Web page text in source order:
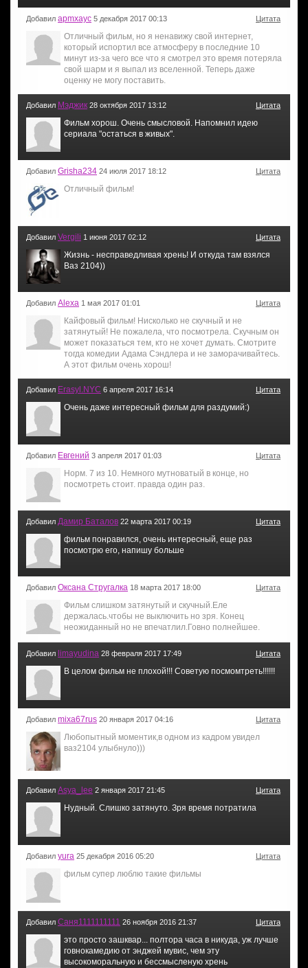
Добавил apmxayc 5 декабря 2017 00:13 Цитата
Отличный фильм, но я ненавижу свой интернет,
который испортил все атмосферу в последние 10
минут из-за чего все что я смотрел это время потеряла
свой шарм и я выпал из вселенной. Теперь даже
оценку не могу поставить.
Добавил Мэджик 28 октября 2017 13:12 Цитата
Фильм хорош. Очень смысловой. Напомнил идею
сериала "остаться в живых".
Добавил Grisha234 24 июля 2017 18:12 Цитата
Отличный фильм!
Добавил Vergili 1 июня 2017 02:12 Цитата
Жизнь - несправедливая хрень! И откуда там взялся
Ваз 2104))
Добавил Alexa 1 мая 2017 01:01 Цитата
Кайфовый фильм! Нисколько не скучный и не
затянутый! Не пожалела, что посмотрела. Скучным он
может показаться тем, кто не хочет думать. Смотрите
тогда комедии Адама Сэндлера и не заморачивайтесь.
А этот фильм очень хорош!
Добавил Erasyl.NYC 6 апреля 2017 16:14 Цитата
Очень даже интересный фильм для раздумий:)
Добавил Евгений 3 апреля 2017 01:03 Цитата
Норм. 7 из 10. Немного мутноватый в конце, но
посмотреть стоит. правда один раз.
Добавил Дамир Баталов 22 марта 2017 00:19 Цитата
фильм понравился, очень интересный, еще раз
посмотрю его, напишу больше
Добавил Оксана Стругалка 18 марта 2017 18:00 Цитата
Фильм слишком затянутый и скучный.Еле
держалась.чтобы не выключить но зря. Конец
неожиданный но не впечатлил.Говно полнейшее.
Добавил limayudina 28 февраля 2017 17:49 Цитата
В целом фильм не плохой!!! Советую посмомтреть!!!!!!
Добавил mixa67rus 20 января 2017 04:16 Цитата
Любопытный моментик,в одном из кадром увидел
ваз2104 улыбнуло)))
Добавил Asya_lee 2 января 2017 21:45 Цитата
Нудный. Слишко затянуто. Зря время потратила
Добавил yura 25 декабря 2016 05:20 Цитата
фильм супер люблю такие фильмы
Добавил Саня1111111111 26 ноября 2016 21:37 Цитата
это просто зашквар... полтора часа в никуда, уж лучше
говнокамедию от энджей мувис, чем эту
высокоморальную и бессмысленую хрень